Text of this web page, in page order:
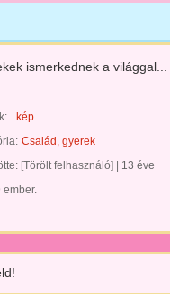
ismerkednek a világgal...
kép
Család, gyerek
[Törölt felhasználó]
13 éve
ember.